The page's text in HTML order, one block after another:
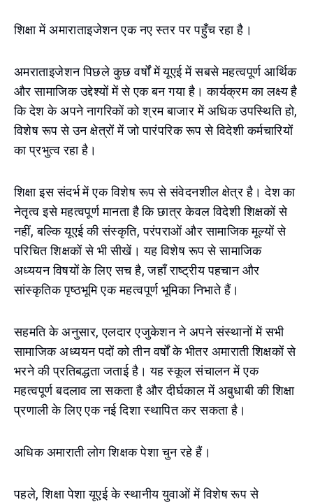
शिक्षा में अमाराताइजेशन एक नए स्तर पर पहुँच रहा है।
अमराताइजेशन पिछले कुछ वर्षों में यूएई में सबसे महत्वपूर्ण आर्थिक
और सामाजिक उद्देश्यों में से एक बन गया है। कार्यक्रम का लक्ष्य है
कि देश के अपने नागरिकों को श्रम बाजार में अधिक उपस्थिति हो,
विशेष रूप से उन क्षेत्रों में जो पारंपरिक रूप से विदेशी कर्मचारियों
का प्रभुत्व रहा है।
शिक्षा इस संदर्भ में एक विशेष रूप से संवेदनशील क्षेत्र है। देश का
नेतृत्व इसे महत्वपूर्ण मानता है कि छात्र केवल विदेशी शिक्षकों से
नहीं, बल्कि यूएई की संस्कृति, परंपराओं और सामाजिक मूल्यों से
परिचित शिक्षकों से भी सीखें। यह विशेष रूप से सामाजिक
अध्ययन विषयों के लिए सच है, जहाँ राष्ट्रीय पहचान और
सांस्कृतिक पृष्ठभूमि एक महत्वपूर्ण भूमिका निभाते हैं।
सहमति के अनुसार, एलदार एजुकेशन ने अपने संस्थानों में सभी
सामाजिक अध्ययन पदों को तीन वर्षों के भीतर अमाराती शिक्षकों से
भरने की प्रतिबद्धता जताई है। यह स्कूल संचालन में एक
महत्वपूर्ण बदलाव ला सकता है और दीर्घकाल में अबुधाबी की शिक्षा
प्रणाली के लिए एक नई दिशा स्थापित कर सकता है।
अधिक अमाराती लोग शिक्षक पेशा चुन रहे हैं।
पहले, शिक्षा पेशा यूएई के स्थानीय युवाओं में विशेष रूप से